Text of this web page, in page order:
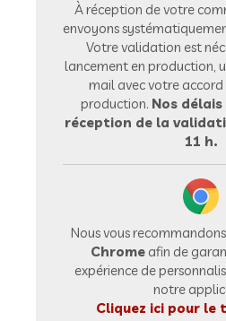
À réception de votre
envoyons
Votre validation est
lancement en production,
mail avec votre
production. Nos
réception de la
11 h.
Nous vous
Chrome afin de
expérience de
notre
Cliquez ici pour le